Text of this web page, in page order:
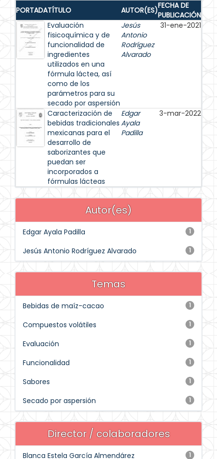
PORTADATÍTULO AUTOR(ES)FECHA DE
PUBLICACIÓN
Evaluación
fisicoquímica y de
funcionalidad de
ingredientes
utilizados en una
fórmula láctea, así
como de los
parámetros para su
secado por aspersión
Jesús
Antonio
Rodríguez
Alvarado
31-ene-2021
Caracterización de
bebidas tradicionales
mexicanas para el
desarrollo de
saborizantes que
puedan ser
incorporados a
fórmulas lácteas
Edgar
Ayala
Padilla
3-mar-2022
Autor(es)
1
Edgar Ayala Padilla
1
Jesús Antonio Rodríguez Alvarado
Temas
1
Bebidas de maíz-cacao
1
Compuestos volátiles
1
Evaluación
1
Funcionalidad
1
Sabores
1
Secado por aspersión
Director / colaboradores
1
Blanca Estela García Almendárez